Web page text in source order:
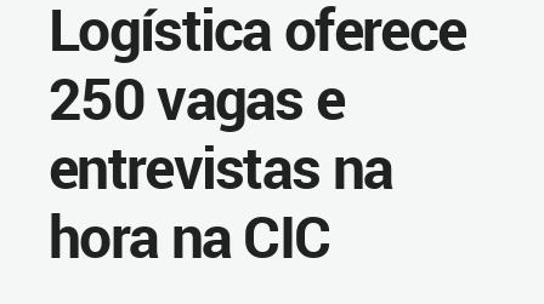
Logística oferece
250 vagas e
entrevistas na
hora na CIC